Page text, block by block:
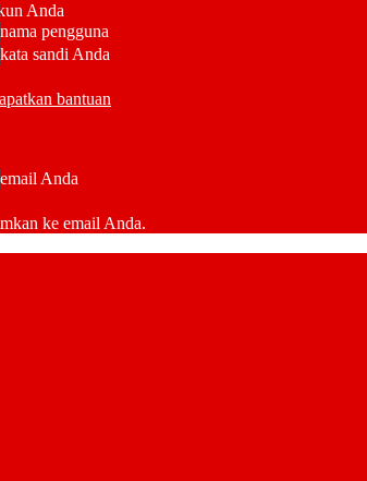
Anda
nama pengguna
kata sandi Anda
bantuan
email Anda
ke email Anda.